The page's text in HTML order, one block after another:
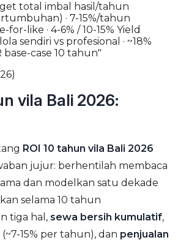
total imbal hasil/tahun
· 7-15%/tahun
for-like · 4-6% / 10-15% Yield
sendiri vs profesional · ~18%
base-case 10 tahun"
vila Bali 2026:
ROI 10 tahun vila Bali 2026
jujur: berhentilah membaca
dan modelkan satu dekade
selama 10 tahun
tiga hal, sewa bersih kumulatif,
(~7-15% per tahun), dan penjualan